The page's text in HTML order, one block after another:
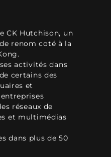
CK Hutchison, un
renom coté à la
activités dans
certains des
et
réseaux de
et multimédias
dans plus de 50